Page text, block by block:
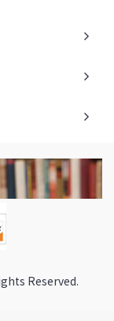
Reserved.